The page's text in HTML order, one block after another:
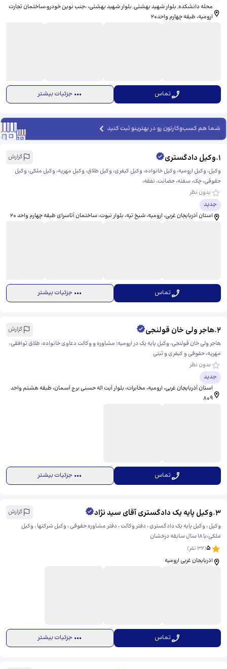
محله دانشکده, بلوار شهید بهشتی, بلوار شهید بهشتی، ​،جنب نوین خودرو،ساختمان تجارت
ارومیه، طبقه چهارم واحد۲۰
تماس جزئیات بیشتر
شما هم کسب‌وکارتون رو در بهترینو ثبت کنید
1
.وکیل دادگستری
گزارش
وکیل، وکیل ارومیه، وکیل خانواده، وکیل کیفری، وکیل طلاق، وکیل مهریه، وکیل ملکی، وکیل
حقوقی، چک، سفته، حضانت، نفقه،
بدون نظر
جدید
استان آذربایجان غربی، ارومیه، شیخ تپه، بلوار نبوت، ​ساختمان آتاسرای طبقه چهارم واحد ۲۰
تماس جزئیات بیشتر
2
.هاجر ولی خان قولنجی
گزارش
هاجر ولی خان قولنجی، وکیل پایه یک در ارومیه؛ مشاوره و وکالت دعاوی خانواده، طلاق توافقی،
مهریه، حقوقی و کیفری و ثبتی
بدون نظر
جدید
استان آذربایجان غربی، ارومیه، مخابرات، بلوار آیت اله حسنی برج آسمان، ​طبقه هشتم واحد
۸۰۹
تماس جزئیات بیشتر
3
.وکیل پایه یک دادگستری آقای سید نژاد
گزارش
وکیل ، وکیل پایه یک دادگستری ، دفتر وکالت ، دفتر مشاوره حقوقی ، وکیل شرکتها ، وکیل
ملکی،با ۱۸ سال سابقه درخشان
5
(
32نفر)
اذربایجان غربی ارومیه
تماس جزئیات بیشتر